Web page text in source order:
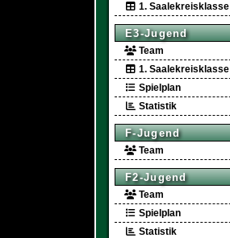
1. Saalekreisklasse
E3-Jugend
Team
1. Saalekreisklasse
Spielplan
Statistik
F-Jugend
Team
F2-Jugend
Team
Spielplan
Statistik